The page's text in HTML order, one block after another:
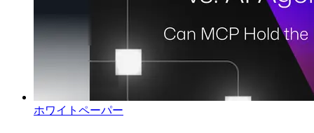
ホワイトペーパー